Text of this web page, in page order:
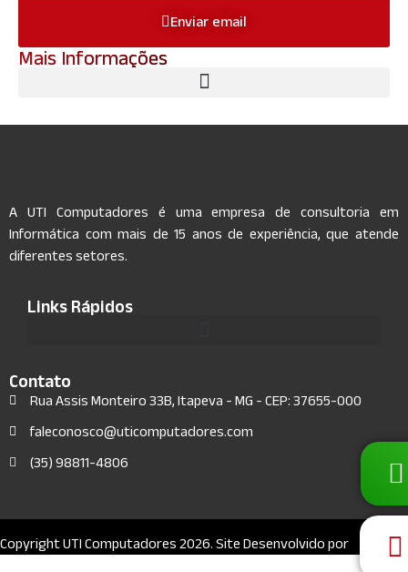
Enviar email
Mais Informações
A UTI Computadores é uma empresa de consultoria em
Informática com mais de 15 anos de experiência, que atende
diferentes setores.
Links Rápidos
Contato
Rua Assis Monteiro 33B, Itapeva - MG - CEP: 37655-000
faleconosco@uticomputadores.com
(35) 98811-4806
Copyright UTI Computadores 2026. Site Desenvolvido por